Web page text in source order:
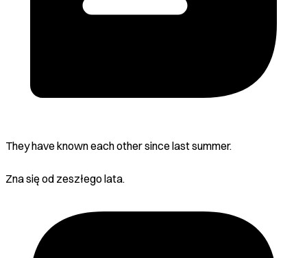
They have known each other since last summer.
Zna się od zeszłego lata.